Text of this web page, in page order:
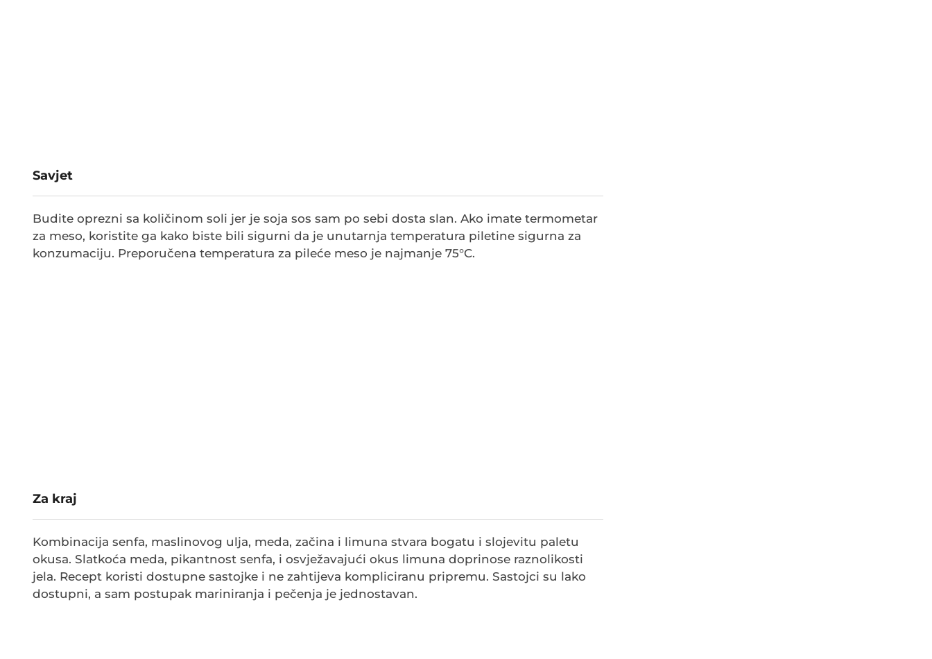
Savjet
Budite oprezni sa količinom soli jer je soja sos sam po sebi dosta slan. Ako imate termometar
za meso, koristite ga kako biste bili sigurni da je unutarnja temperatura piletine sigurna za
konzumaciju. Preporučena temperatura za pileće meso je najmanje 75°C.
Za kraj
Kombinacija senfa, maslinovog ulja, meda, začina i limuna stvara bogatu i slojevitu paletu
okusa. Slatkoća meda, pikantnost senfa, i osvježavajući okus limuna doprinose raznolikosti
jela. Recept koristi dostupne sastojke i ne zahtijeva kompliciranu pripremu. Sastojci su lako
dostupni, a sam postupak mariniranja i pečenja je jednostavan.